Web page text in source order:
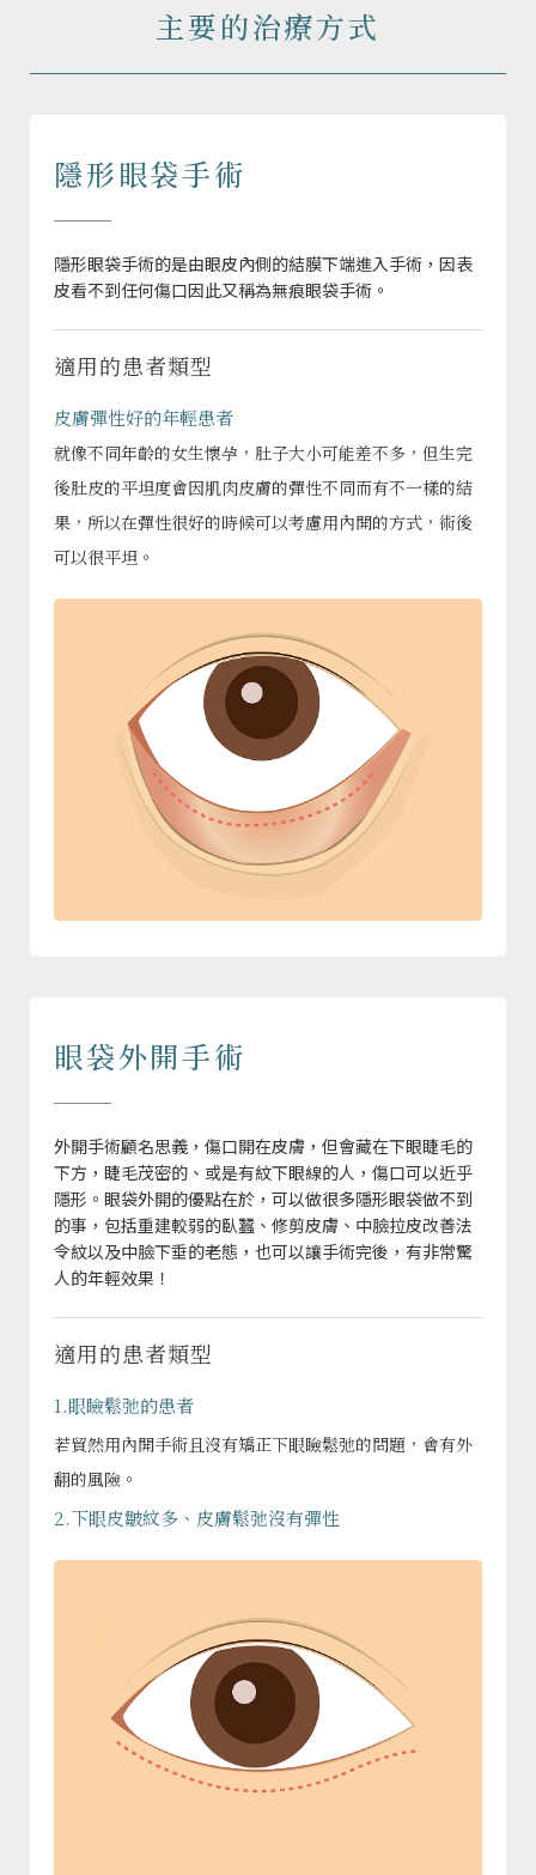
主要的治療方式
隱形眼袋手術
隱形眼袋手術的是由眼皮內側的結膜下端進入手術，因表
皮看不到任何傷口因此又稱為無痕眼袋手術。
適用的患者類型
皮膚彈性好的年輕患者
就像不同年齡的女生懷孕，肚子大小可能差不多，但生完
後肚皮的平坦度會因肌肉皮膚的彈性不同而有不一樣的結
果，所以在彈性很好的時候可以考慮用內開的方式，術後
可以很平坦。
眼袋外開手術
外開手術顧名思義，傷口開在皮膚，但會藏在下眼睫毛的
下方，睫毛茂密的、或是有紋下眼線的人，傷口可以近乎
隱形。眼袋外開的優點在於，可以做很多隱形眼袋做不到
的事，包括重建較弱的臥蠶、修剪皮膚、中臉拉皮改善法
令紋以及中臉下垂的老態，也可以讓手術完後，有非常驚
人的年輕效果！
適用的患者類型
1.眼瞼鬆弛的患者
若貿然用內開手術且沒有矯正下眼瞼鬆弛的問題，會有外
翻的風險。
2.下眼皮皺紋多、皮膚鬆弛沒有彈性